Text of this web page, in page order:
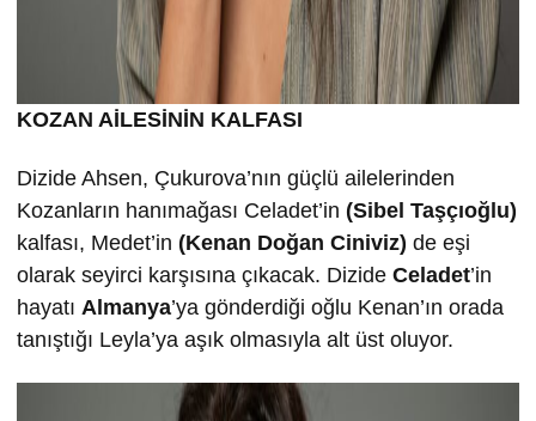
KOZAN AİLESİNİN KALFASI
Dizide Ahsen, Çukurova’nın güçlü ailelerinden
Kozanların hanımağası Celadet’in (Sibel Taşçıoğlu)
kalfası, Medet’in (Kenan Doğan Ciniviz) de eşi
olarak seyirci karşısına çıkacak. Dizide Celadet’in
hayatı Almanya’ya gönderdiği oğlu Kenan’ın orada
tanıştığı Leyla’ya aşık olmasıyla alt üst oluyor.